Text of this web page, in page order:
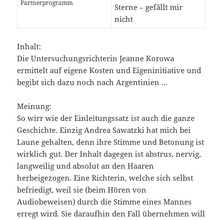
Partnerprogramm
Sterne – gefällt mir
nicht
Inhalt:
Die Untersuchungsrichterin Jeanne Korowa
ermittelt auf eigene Kosten und Eigeninitiative und
begibt sich dazu noch nach Argentinien …
Meinung:
So wirr wie der Einleitungssatz ist auch die ganze
Geschichte. Einzig Andrea Sawatzki hat mich bei
Laune gehalten, denn ihre Stimme und Betonung ist
wirklich gut. Der Inhalt dagegen ist abstrus, nervig,
langweilig und absolut an den Haaren
herbeigezogen. Eine Richterin, welche sich selbst
befriedigt, weil sie (beim Hören von
Audiobeweisen) durch die Stimme eines Mannes
erregt wird. Sie daraufhin den Fall übernehmen will